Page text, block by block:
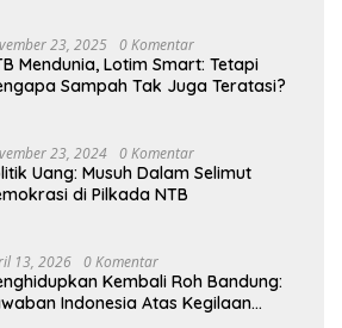
23, 2025 0 Komentar
Mendunia, Lotim Smart: Tetapi
Sampah Tak Juga Teratasi?
23, 2024 0 Komentar
Uang: Musuh Dalam Selimut
di Pilkada NTB
13, 2026 0 Komentar
Kembali Roh Bandung:
Indonesia Atas Kegilaan